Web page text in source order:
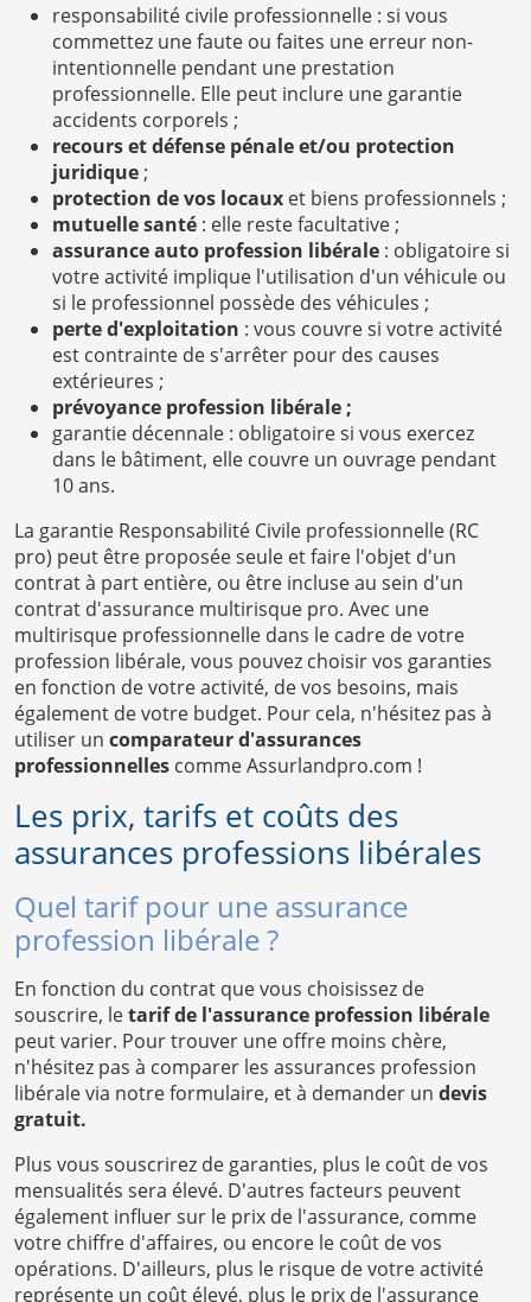
responsabilité civile professionnelle : si vous
commettez une faute ou faites une erreur non-
intentionnelle pendant une prestation
professionnelle. Elle peut inclure une garantie
accidents corporels ;
recours et défense pénale et/ou protection
juridique ;
protection de vos locaux et biens professionnels ;
mutuelle santé : elle reste facultative ;
assurance auto profession libérale : obligatoire si
votre activité implique l'utilisation d'un véhicule ou
si le professionnel possède des véhicules ;
perte d'exploitation : vous couvre si votre activité
est contrainte de s'arrêter pour des causes
extérieures ;
prévoyance profession libérale ;
garantie décennale : obligatoire si vous exercez
dans le bâtiment, elle couvre un ouvrage pendant
10 ans.
La garantie Responsabilité Civile professionnelle (RC
pro) peut être proposée seule et faire l'objet d'un
contrat à part entière, ou être incluse au sein d'un
contrat d'assurance multirisque pro. Avec une
multirisque professionnelle dans le cadre de votre
profession libérale, vous pouvez choisir vos garanties
en fonction de votre activité, de vos besoins, mais
également de votre budget. Pour cela, n'hésitez pas à
utiliser un comparateur d'assurances
professionnelles comme Assurlandpro.com !
Les prix, tarifs et coûts des
assurances professions libérales
Quel tarif pour une assurance
profession libérale ?
En fonction du contrat que vous choisissez de
souscrire, letarif de l'assurance profession libérale
peut varier. Pour trouver une offre moins chère,
n'hésitez pas à comparer les assurances profession
libérale via notre formulaire, et à demander un devis
gratuit.
Plus vous souscrirez de garanties, plus le coût de vos
mensualités sera élevé. D'autres facteurs peuvent
également influer sur le prix de l'assurance, comme
votre chiffre d'affaires, ou encore le coût de vos
opérations. D'ailleurs, plus le risque de votre activité
représente un coût élevé, plus le prix de l'assurance